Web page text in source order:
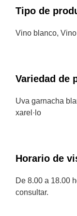
Tipo de
Vino blanco,
Variedad de
Uva garnacha
xarel·lo
Horario de
De 8.00 a 18.00
consultar.